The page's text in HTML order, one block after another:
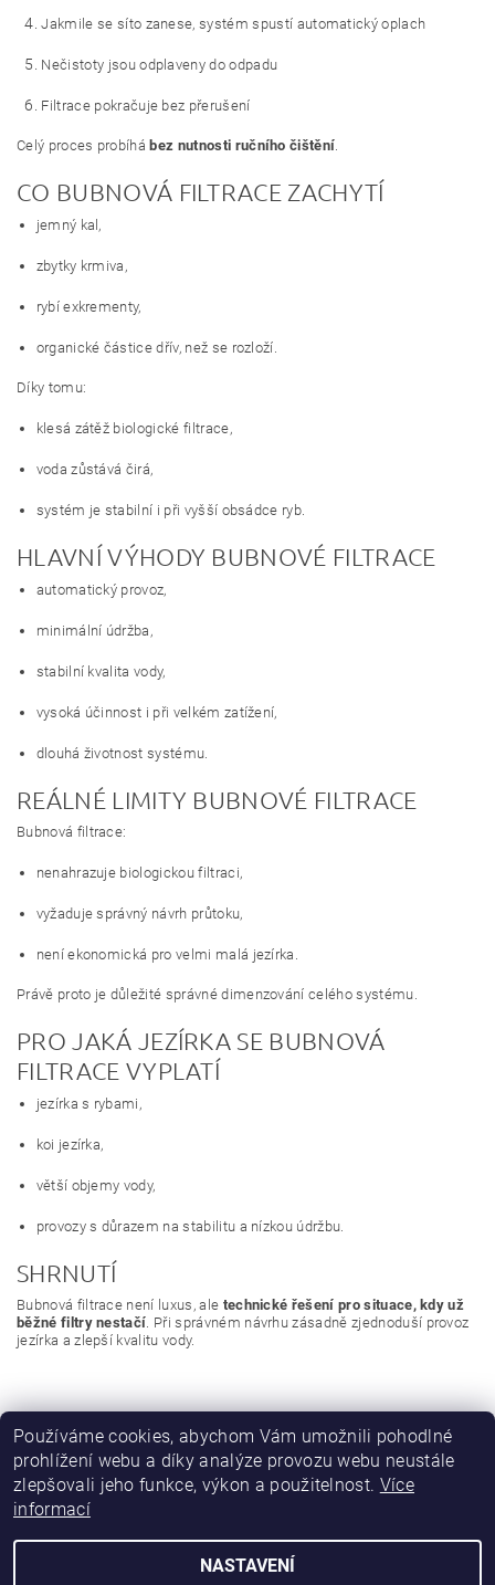
Jakmile se síto zanese, systém spustí automatický oplach
Nečistoty jsou odplaveny do odpadu
Filtrace pokračuje bez přerušení
Celý proces probíhá bez nutnosti ručního čištění
CO BUBNOVÁ FILTRACE ZACHYTÍ
jemný kal,
zbytky krmiva,
rybí exkrementy,
organické částice dřív, než se rozloží.
Díky tomu:
klesá zátěž biologické filtrace,
voda zůstává čirá,
systém je stabilní i při vyšší obsádce ryb.
HLAVNÍ VÝHODY BUBNOVÉ FILTRACE
automatický provoz,
minimální údržba,
stabilní kvalita vody,
vysoká účinnost i při velkém zatížení,
dlouhá životnost systému.
REÁLNÉ LIMITY BUBNOVÉ FILTRACE
Bubnová filtrace:
nenahrazuje biologickou filtraci,
vyžaduje správný návrh průtoku,
není ekonomická pro velmi malá jezírka.
Právě proto je důležité správné dimenzování celého systému.
PRO JAKÁ JEZÍRKA SE BUBNOVÁ
FILTRACE VYPLATÍ
jezírka s rybami,
koi jezírka,
větší objemy vody,
provozy s důrazem na stabilitu a nízkou údržbu.
SHRNUTÍ
Bubnová filtrace není luxus, ale technické řešení pro situace, kdy už
běžné filtry nestačí . Při správném návrhu zásadně zjednoduší provoz
jezírka a zlepší kvalitu vody.
PŘEDCHOZÍ ČLÁNEK DALŠÍ ČLÁNEK
Používáme cookies, abychom Vám umožnili pohodlné
prohlížení webu a díky analýze provozu webu neustále
zlepšovali jeho funkce, výkon a použitelnost. Více
informací
NASTAVENÍ